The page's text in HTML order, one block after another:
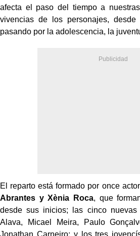
afecta el paso del tiempo a
vivencias de los personajes,
pasando por la adolescencia, la
El reparto está formado por once
Abrantes y Xènia Roca, que
desde sus inicios; las cinco nuevas
Alava, Micael Meira, Paulo
Jonathan Carneiro; y los tres